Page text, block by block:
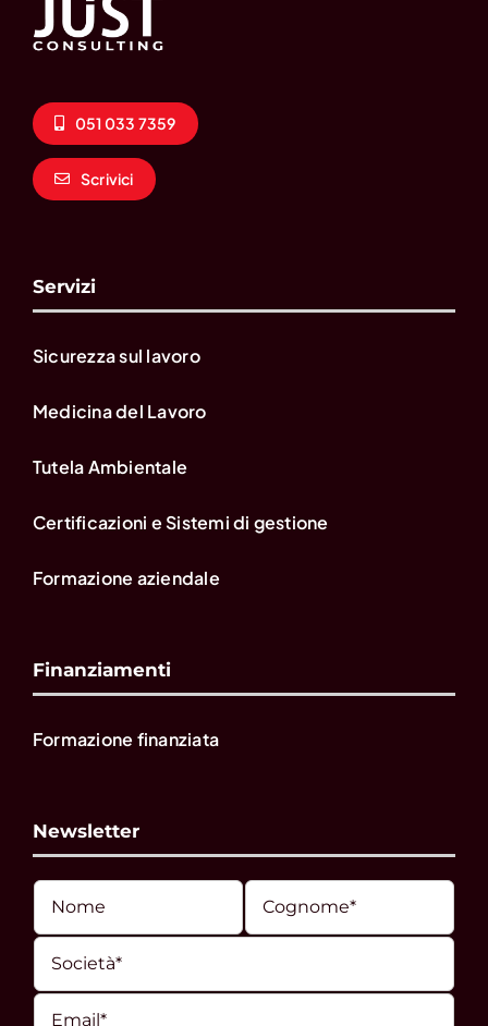
051 033 7359
Scrivici
Servizi
Sicurezza sul lavoro
Medicina del Lavoro
Tutela Ambientale
Certificazioni e Sistemi di gestione
Formazione aziendale
Finanziamenti
Formazione finanziata
Newsletter